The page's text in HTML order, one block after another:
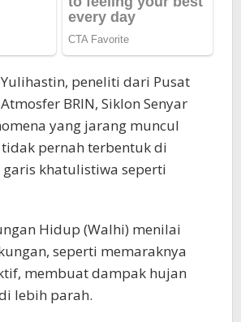
peneliti dari Pusat
BRIN, Siklon Senyar
yang jarang muncul
pernah terbentuk di
khatulistiwa seperti
Hidup (Walhi) menilai
seperti memaraknya
membuat dampak hujan
lebih parah.